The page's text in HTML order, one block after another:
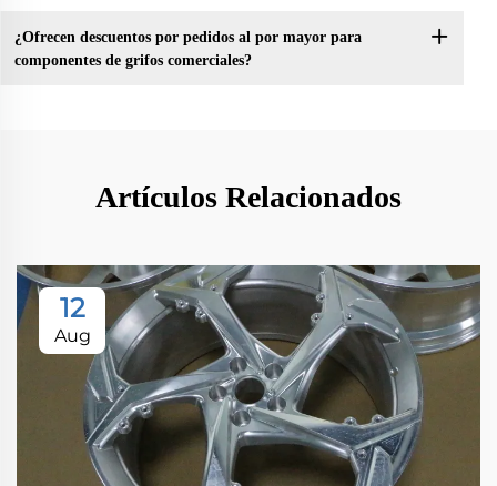
¿Ofrecen descuentos por pedidos al por mayor para
componentes de grifos comerciales?
Artículos Relacionados
12
Aug